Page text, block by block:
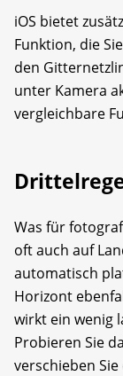
iOS bietet
Funktion, die
den
unter Kamera
vergleichbare
Was für
oft auch auf
automatisch
Horizont
wirkt ein wenig
Probieren Sie
verschieben